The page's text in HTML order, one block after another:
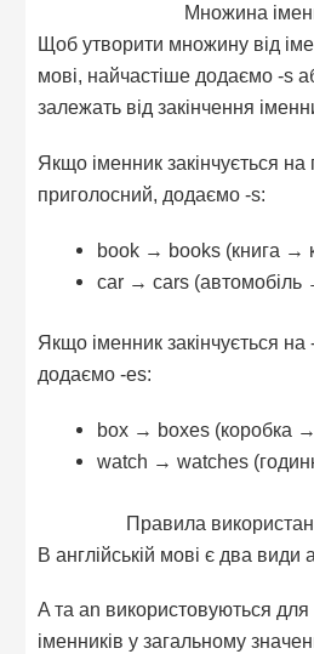
Множина
Щоб утворити множину від
мові, найчастіше додаємо -s
залежать від закінчення
Якщо іменник закінчується
приголосний, додаємо -s:
book → books (книга →
car → cars (автомобіль
Якщо іменник закінчується
додаємо -es:
box → boxes (коробка
watch → watches
Правила
В англійській мові є два види
A та an використовуються для
іменників у загальному